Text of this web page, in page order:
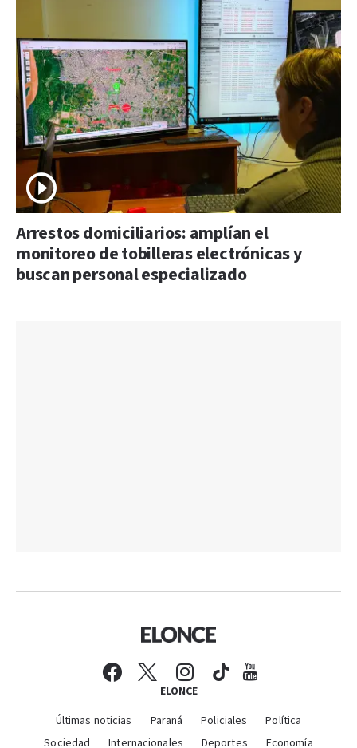
Arrestos domiciliarios: amplían el
monitoreo de tobilleras electrónicas y
buscan personal especializado
ELONCE
Últimas noticias Paraná Policiales
Política
Sociedad
Internacionales Deportes Economía